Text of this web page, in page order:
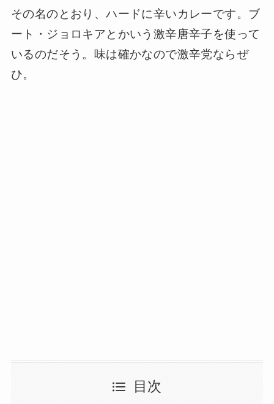
その名のとおり、ハードに辛いカレーです。ブ
ート・ジョロキアとかいう激辛唐辛子を使って
いるのだそう。味は確かなので激辛党ならぜ
ひ。
目次